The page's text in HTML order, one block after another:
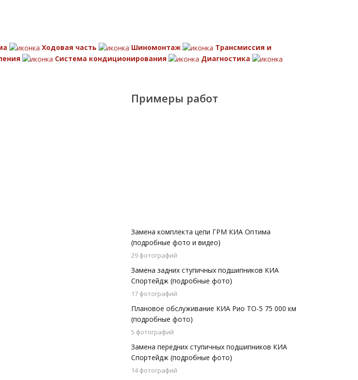
Ходовая часть Шиномонтаж
Трансмиссия и
Система кондиционирования
Диагностика
Примеры работ
Замена комплекта цепи ГРМ КИА Оптима
(подробные фото и видео)
29 фотографий
Замена задних ступичных подшипников КИА
Спортейдж (подробные фото)
17 фотографий
Плановое обслуживание КИА Рио ТО-5 75 000 км
(подробные фото)
5 фотографий
Замена передних ступичных подшипников КИА
Спортейдж (подробные фото)
14 фотографий